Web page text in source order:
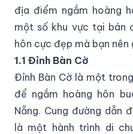
địa điểm ngắm hoàng
một số khu vực tại bán
hôn cực đẹp mà bạn nên
1.1 Đỉnh Bàn Cờ
Đỉnh Bàn Cờ là một
để ngắm hoàng hôn
Nẵng. Cung đường dẫn
là một hành trình di